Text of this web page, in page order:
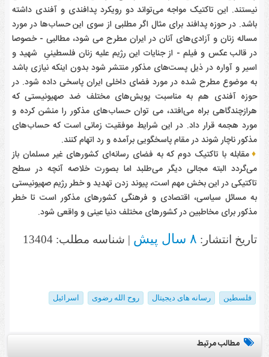
نیستند. این تاکتیک مواجه می‌تواند دو رویکرد پدافندی و آفندی داشته
باشد. در حوزه پدافند برای مثال اگر مطلبی از سوی این حساب‌ها در مورد
مساله زنان و آزادی‌های آنان در ایران مطرح می شود، مطالبی - خصوصا
در قالب عکس و فیلم - از جنایات این رژیم علیه زنان فلسطینیِ شهید و
اسیر و آواره در ذیل پست‌های مذکور منتشر شود بدون اینکه نیازی باشد
به موضوع مطرح شده در مورد فضای داخلی ایران پاسخی داده شود. در
حوزه آفندی هم به مناسبت پویش‌های مختلف ضد صهیونیستی که
هرازچندگاهی براه می‌افتد، می توان حساب‌های مذکور را منشن کرده و
مورد هجمه قرار داد. در این شرایط موفقیت زمانی است که حساب‌های
مذکور ناچار شوند در مقام پاسخگویی برآمده و رد اتهام کنند.
♦مقابله با تاکتیک دوم که به فضای رسانه‌ای کشورهای غیر مسلمان باز
می‌گردد البته مجالی دیگر می‌طلبد اما بصورت خلاصه آنچه در سطح
تاکتیکی در این بخش مهم است، پیوند زدن تهدید و خطر رژیم صهیونیستی
به مسائل سیاسی، اقتصادی و فرهنگی کشورهای مذکور است تا خطر
مذکور برای مخاطبین در کشورهای مختلف دنیا عینی و واقعی شود.
تاریخ انتشار: ۸ سال پیش | شناسه مطلب: 13404
فلسطین رسانه های دیجیتال روح الله رضوی اسرائیل
مطالب مرتبط